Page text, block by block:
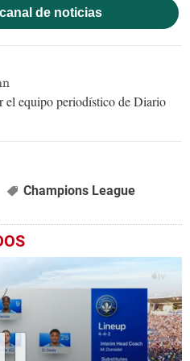
de noticias
el equipo periodístico de Diario
Champions League